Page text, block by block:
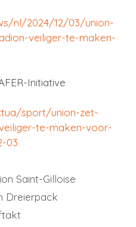
nl/2024/12/03/union-
veiliger-te-maken-
Initiative
sport/union-zet-
te-maken-voor-
03
Saint-Gilloise
Dreierpack